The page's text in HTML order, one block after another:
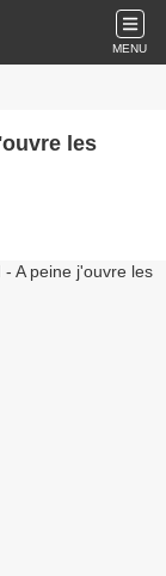
MENU
les